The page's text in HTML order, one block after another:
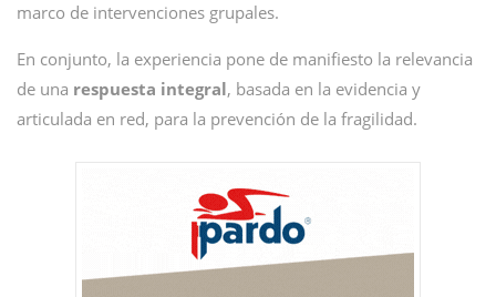
marco de intervenciones grupales.
En conjunto, la experiencia pone de manifiesto la relevancia
de una respuesta integral, basada en la evidencia y
articulada en red, para la prevención de la fragilidad.